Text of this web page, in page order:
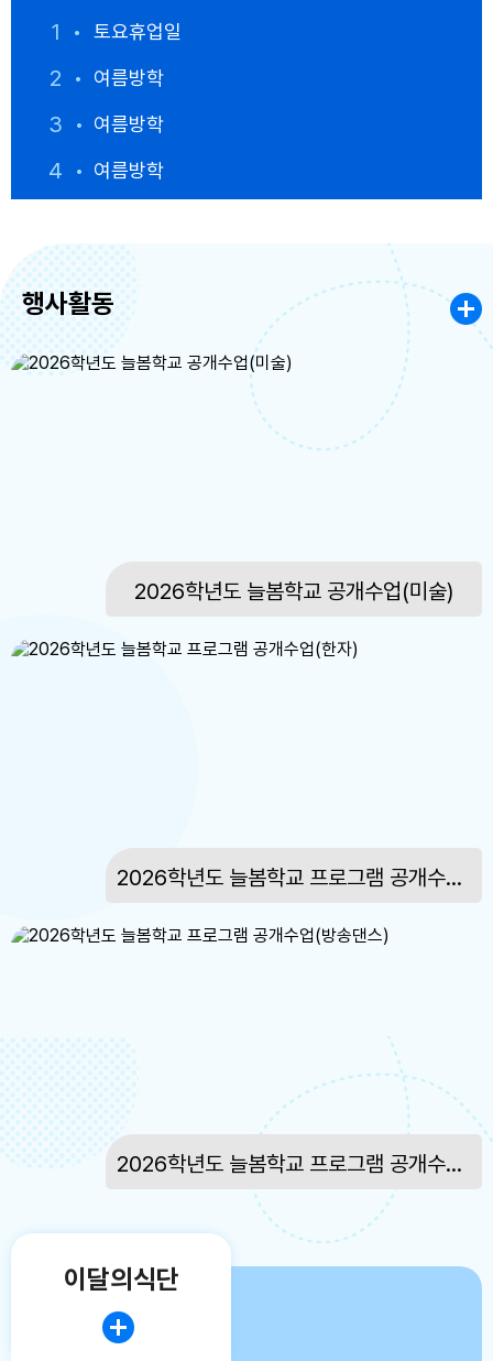
1 토요휴업일
2 여름방학
3 여름방학
4 여름방학
6 여름방학
7 여름방학
8 여름방학
여름방학
광복절
대체공휴일
29 토요휴업일
행사활동
2026학년도 늘봄학교 공개수업(미술)
2026학년도 늘봄학교 프로그램 공개수업(한자)
2026학년도 늘봄학교 프로그램 공개수업(방송댄스)
이달의식단